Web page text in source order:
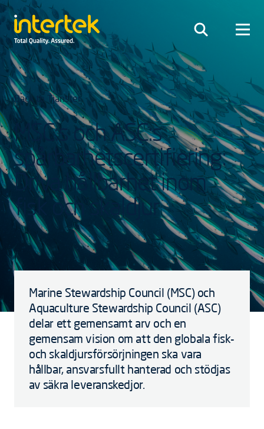
Back to Tjänster
MSC:s och ASC:s
spårbarhetscertifiering:
Driva hållbarhet inom
fisk och skaldjur
Marine Stewardship Council (MSC) och
Aquaculture Stewardship Council (ASC)
delar ett gemensamt arv och en
gemensam vision om att den globala fisk-
och skaldjursförsörjningen ska vara
hållbar, ansvarsfullt hanterad och stödjas
av säkra leveranskedjor.